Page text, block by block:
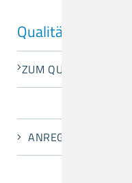
ZUM
ANREGUNGEN UND